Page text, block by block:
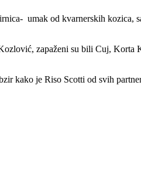
umak od kvarnerskih
zapaženi su bili Cuj, Korta
kako je Riso Scotti od svih